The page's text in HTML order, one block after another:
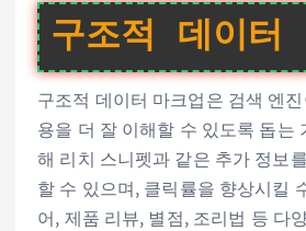
구조적 데이터
구조적 데이터 마크업은 검색 엔
용을 더 잘 이해할 수 있도록 돕는
해 리치 스니펫과 같은 추가 정보
할 수 있으며, 클릭률을 향상시킬
어, 제품 리뷰, 별점, 조리법 등 다